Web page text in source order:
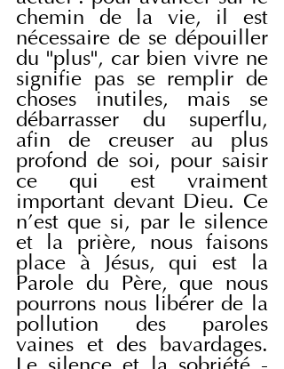
chemin de la vie, il est
nécessaire de se dépouiller
du "plus", car bien vivre ne
signifie pas se remplir de
choses inutiles, mais se
débarrasser du superflu,
afin de creuser au plus
profond de soi, pour saisir
ce qui est vraiment
important devant Dieu. Ce
n'est que si, par le silence
et la prière, nous faisons
place à Jésus, qui est la
Parole du Père, que nous
pourrons nous libérer de la
pollution des paroles
vaines et des bavardages.